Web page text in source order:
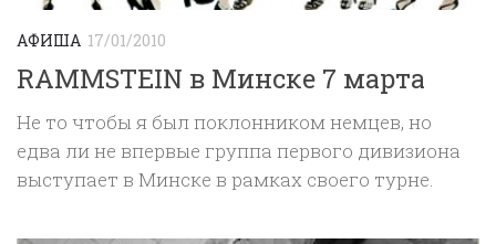
АФИША 17/01/2010
RAMMSTEIN в Минске 7 марта
Не то чтобы я был поклонником немцев, но
едва ли не впервые группа первого дивизиона
выступает в Минске в рамках своего турне.